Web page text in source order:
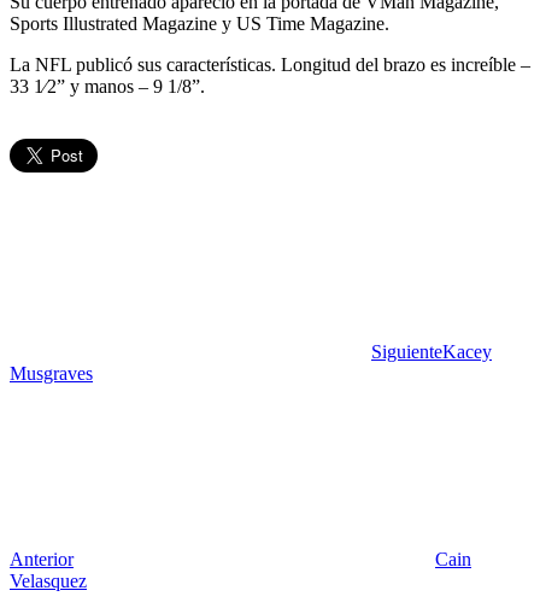
Sports Illustrated Magazine y US Time Magazine.
La NFL publicó sus características. Longitud del brazo es increíble –
33 1⁄2” y manos – 9 1/8”.
SiguienteKacey
Musgraves
Anterior
Cain
Velasquez